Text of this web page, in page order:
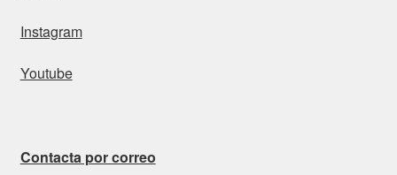
Instagram
Youtube
Contacta por correo